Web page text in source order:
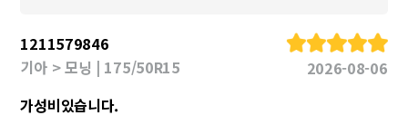
1211579846
기아 > 모닝 | 175/50R15
2026-08-06
가성비있습니다.